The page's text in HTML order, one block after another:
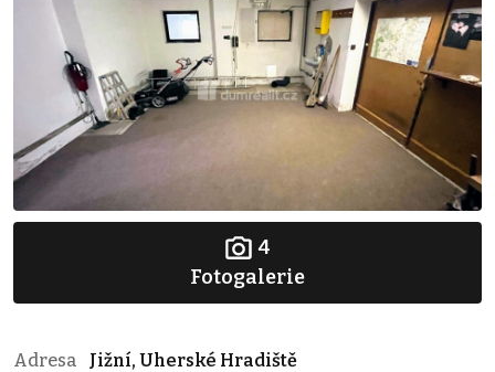
4
Fotogalerie
Adresa
Jižní, Uherské Hradiště